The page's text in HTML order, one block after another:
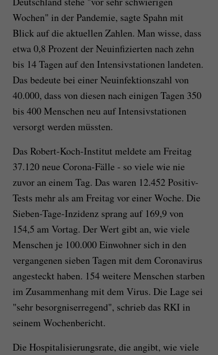
Wochen" in der Pandemie, sagte Spahn mit
Blick auf die aktuellen Zahlen. Man wisse, dass
etwa 0,8 Prozent der Neuinfizierten nach zehn
bis 14 Tagen auf den Intensivstationen landeten.
Das bedeute bei einer Neuinfektionszahl von
40.000, dass von diesen nach einigen Tagen 350
bis 400 Menschen neu auf Intensivstationen
versorgt werden müssten.
Das Robert-Koch-Institut meldete am Freitag
37.120 neue Corona-Fälle - so viele wie nie
zuvor an einem Tag. Das waren 12.452 Positiv-
Tests mehr als am Freitag vor einer Woche. Die
Sieben-Tage-Inzidenz sprang auf 169,9 von
154,5 am Vortag. Der Wert gibt an, wie viele
Menschen je 100.000 Einwohner sich in den
vergangenen sieben Tagen mit dem Coronavirus
angesteckt haben. 154 weitere Menschen starben
im Zusammenhang mit dem Virus. Die Lage sei
"sehr besorgniserregend", schrieb das RKI in
seinem Wochenbericht.
Die Hospitalisierungsrate, die angibt, wie viele